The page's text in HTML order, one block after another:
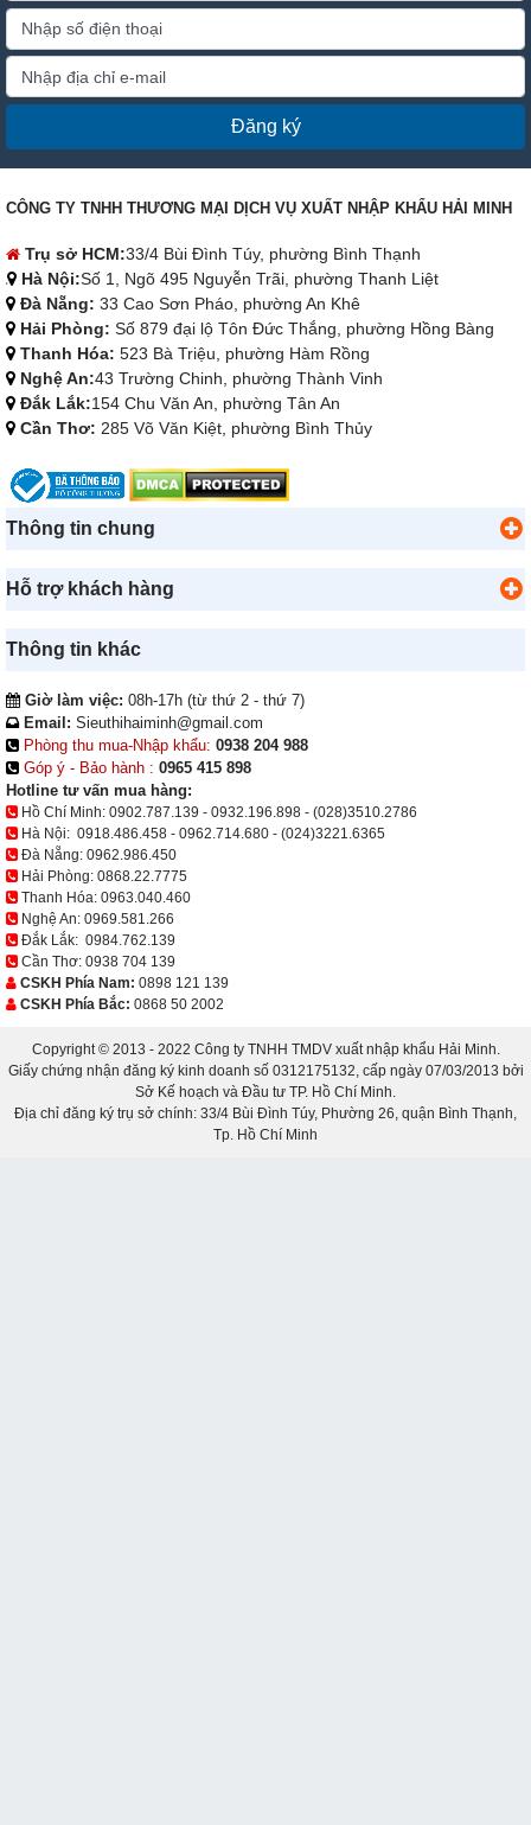
Đăng ký
CÔNG TY TNHH THƯƠNG MẠI DỊCH VỤ XUẤT NHẬP KHẨU HẢI MINH
Trụ sở HCM:33/4 Bùi Đình Túy, phường Bình Thạnh
Hà Nội:Số 1, Ngõ 495 Nguyễn Trãi, phường Thanh Liệt
Đà Nẵng: 33 Cao Sơn Pháo, phường An Khê
Hải Phòng: Số 879 đại lộ Tôn Đức Thắng, phường Hồng Bàng
Thanh Hóa: 523 Bà Triệu, phường Hàm Rồng
Nghệ An:43 Trường Chinh, phường Thành Vinh
Đắk Lắk:154 Chu Văn An, phường Tân An
Cần Thơ: 285 Võ Văn Kiệt, phường Bình Thủy
Thông tin chung
Hỗ trợ khách hàng
Thông tin khác
Giờ làm việc: 08h-17h (từ thứ 2 - thứ 7)
Email: Sieuthihaiminh@gmail.com
Phòng thu mua-Nhập khẩu: 0938 204 988
Góp ý - Bảo hành : 0965 415 898
Hotline tư vấn mua hàng:
Hồ Chí Minh: 0902.787.139 - 0932.196.898 - (028)3510.2786
Hà Nội: 0918.486.458 - 0962.714.680 - (024)3221.6365
Đà Nẵng: 0962.986.450
Hải Phòng: 0868.22.7775
Thanh Hóa: 0963.040.460
Nghệ An: 0969.581.266
Đắk Lắk: 0984.762.139
Cần Thơ: 0938 704 139
CSKH Phía Nam: 0898 121 139
CSKH Phía Bắc: 0868 50 2002
Copyright © 2013 - 2022 Công ty TNHH TMDV xuất nhập khẩu Hải Minh.
Giấy chứng nhận đăng ký kinh doanh số 0312175132, cấp ngày 07/03/2013 bởi
Sở Kế hoạch và Đầu tư TP. Hồ Chí Minh.
Địa chỉ đăng ký trụ sở chính: 33/4 Bùi Đình Túy, Phường 26, quận Bình Thạnh,
Tp. Hồ Chí Minh